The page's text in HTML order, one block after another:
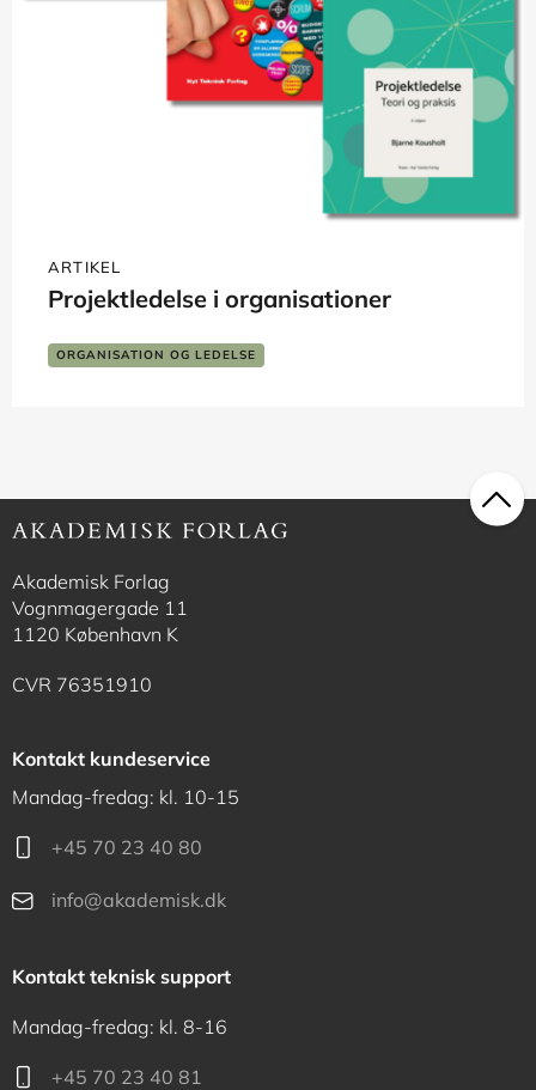
ARTIKEL
Projektledelse i organisationer
ORGANISATION OG LEDELSE
Akademisk Forlag
Vognmagergade 11
1120 København K
CVR 76351910
Kontakt kundeservice
Mandag-fredag: kl. 10-15
+45 70 23 40 80
info@akademisk.dk
Kontakt teknisk support
Mandag-fredag: kl. 8-16
+45 70 23 40 81